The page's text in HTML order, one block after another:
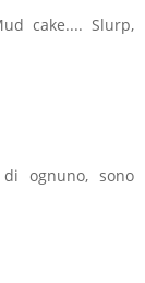
cake.... Slurp,
ognuno, sono